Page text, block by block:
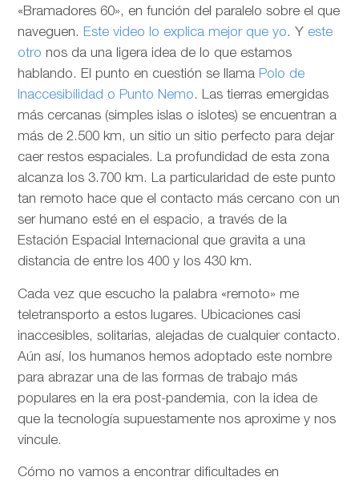
«Bramadores 60», en función del paralelo sobre el que
naveguen. Este video lo explica mejor que yo. Y este
otro nos da una ligera idea de lo que estamos
hablando. El punto en cuestión se llama Polo de
Inaccesibilidad o Punto Nemo. Las tierras emergidas
más cercanas (simples islas o islotes) se encuentran a
más de 2.500 km, un sitio un sitio perfecto para dejar
caer restos espaciales. La profundidad de esta zona
alcanza los 3.700 km. La particularidad de este punto
tan remoto hace que el contacto más cercano con un
ser humano esté en el espacio, a través de la
Estación Espacial Internacional que gravita a una
distancia de entre los 400 y los 430 km.
Cada vez que escucho la palabra «remoto» me
teletransporto a estos lugares. Ubicaciones casi
inaccesibles, solitarias, alejadas de cualquier contacto.
Aún así, los humanos hemos adoptado este nombre
para abrazar una de las formas de trabajo más
populares en la era post-pandemia, con la idea de
que la tecnología supuestamente nos aproxime y nos
vincule.
Cómo no vamos a encontrar dificultades en